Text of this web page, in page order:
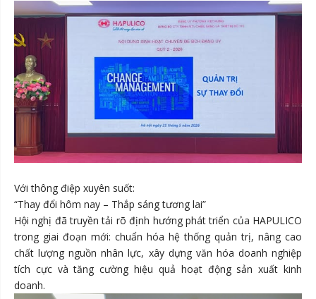
Với thông điệp xuyên suốt:
“Thay đổi hôm nay – Thắp sáng tương lai”
Hội nghị đã truyền tải rõ định hướng phát triển của HAPULICO
trong giai đoạn mới: chuẩn hóa hệ thống quản trị, nâng cao
chất lượng nguồn nhân lực, xây dựng văn hóa doanh nghiệp
tích cực và tăng cường hiệu quả hoạt động sản xuất kinh
doanh.